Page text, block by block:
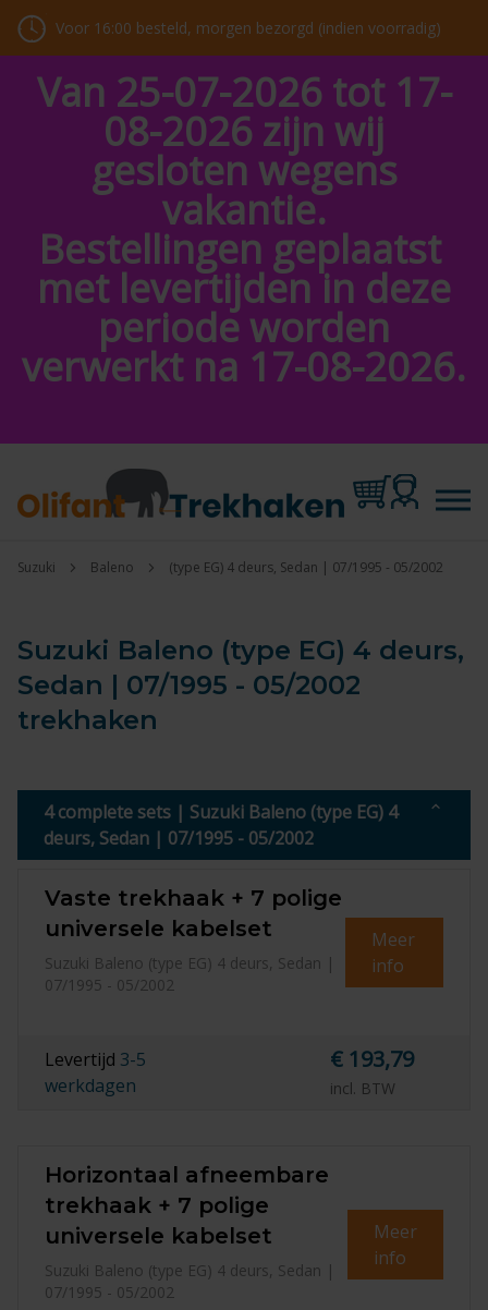
Voor 16:00 besteld, morgen bezorgd (indien voorradig)
Van 25-07-2026 tot 17-
08-2026 zijn wij
gesloten wegens
vakantie.
Bestellingen geplaatst
met levertijden in deze
periode worden
verwerkt na 17-08-2026.
Suzuki Baleno (type EG) 4 deurs, Sedan | 07/1995 - 05/2002
Suzuki Baleno (type EG) 4 deurs,
Sedan | 07/1995 - 05/2002
trekhaken
4 complete sets | Suzuki Baleno (type EG) 4
deurs, Sedan | 07/1995 - 05/2002
Vaste trekhaak + 7 polige
universele kabelset
Suzuki Baleno (type EG) 4 deurs, Sedan |
07/1995 - 05/2002
Meer
info
Levertijd 3-5
werkdagen
€ 193,79
incl. BTW
Horizontaal afneembare
trekhaak + 7 polige
universele kabelset
Suzuki Baleno (type EG) 4 deurs, Sedan |
07/1995 - 05/2002
Meer
info